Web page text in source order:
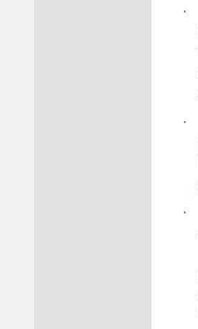
·
·
·